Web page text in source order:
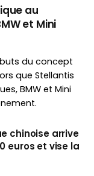
au
et Mini
du concept
que Stellantis
BMW et Mini
chinoise arrive
euros et vise la